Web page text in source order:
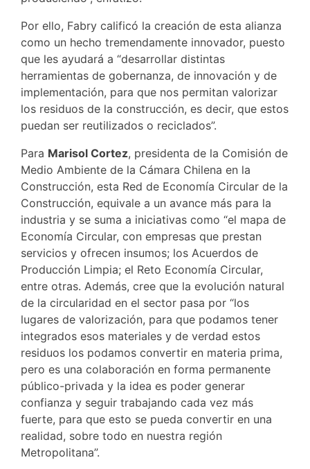
Por ello, Fabry calificó la creación de esta alianza
como un hecho tremendamente innovador, puesto
que les ayudará a “desarrollar distintas
herramientas de gobernanza, de innovación y de
implementación, para que nos permitan valorizar
los residuos de la construcción, es decir, que estos
puedan ser reutilizados o reciclados”.
Para Marisol Cortez, presidenta de la Comisión de
Medio Ambiente de la Cámara Chilena en la
Construcción, esta Red de Economía Circular de la
Construcción, equivale a un avance más para la
industria y se suma a iniciativas como “el mapa de
Economía Circular, con empresas que prestan
servicios y ofrecen insumos; los Acuerdos de
Producción Limpia; el Reto Economía Circular,
entre otras. Además, cree que la evolución natural
de la circularidad en el sector pasa por “los
lugares de valorización, para que podamos tener
integrados esos materiales y de verdad estos
residuos los podamos convertir en materia prima,
pero es una colaboración en forma permanente
público-privada y la idea es poder generar
confianza y seguir trabajando cada vez más
fuerte, para que esto se pueda convertir en una
realidad, sobre todo en nuestra región
Metropolitana”.